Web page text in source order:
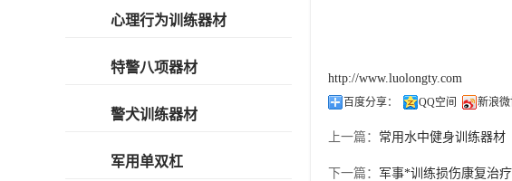
http://www.luolongty.com
百度分享： QQ空间 新浪
上一篇： 常用水中健身训练器材
下一篇： 军事*训练损伤康复治
心理行为训练器材
特警八项器材
警犬训练器材
军用单双杠